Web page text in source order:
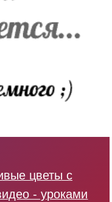
цветы с
- уроками